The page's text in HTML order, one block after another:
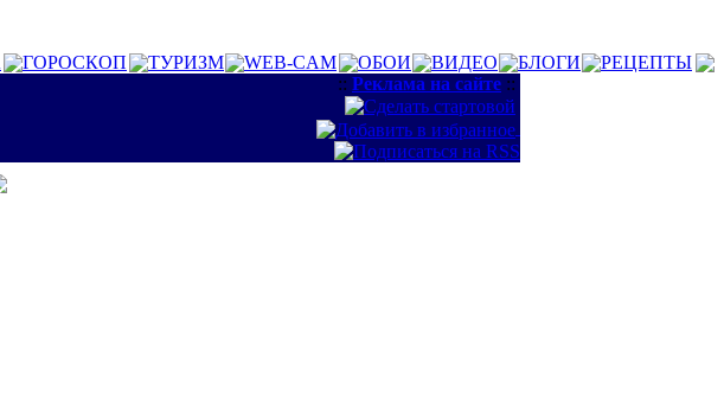
ГОРОСКОП ТУРИЗМ WEB-CAM ОБОИ ВИДЕО БЛОГИ
РЕЦЕПТЫ
:: Реклама на сайте ::